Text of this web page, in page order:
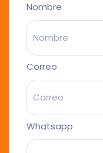
Nombre
Correo
Whatsapp